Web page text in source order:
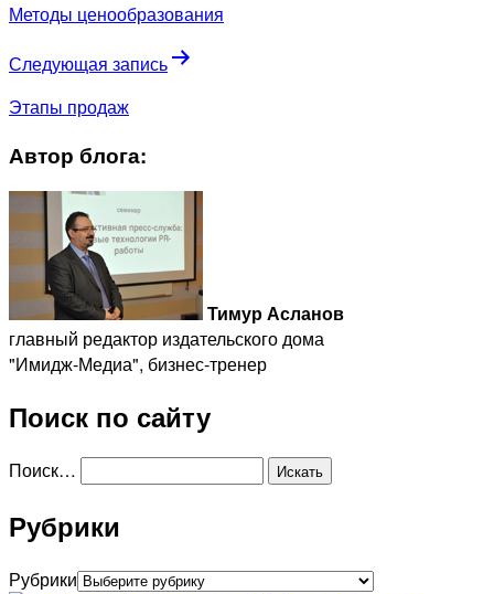
Методы ценообразования
Следующая запись
Этапы продаж
Автор блога:
Тимур Асланов
главный редактор издательского дома
"Имидж-Медиа", бизнес-тренер
Поиск по сайту
Поиск…
Рубрики
Рубрики